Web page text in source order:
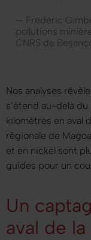
— Frédéric
pollutions
CNRS de
Nos analyses
s’étend au-delà
kilomètres en aval
régionale de
et en nickel sont
guides pour un
Un
aval de